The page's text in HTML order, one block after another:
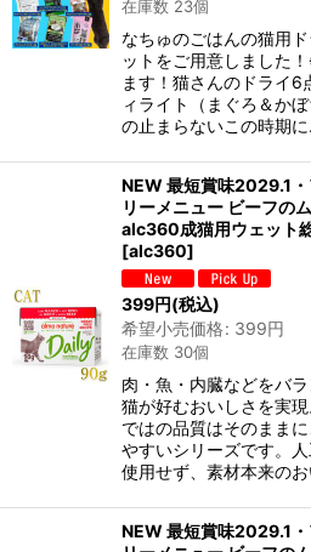
在庫数 23個
なちゅのごはんの猫用
ットをご用意しました
ます！猫さんのドライ6
ィライト（まぐろ＆か
の止まらないこの時期
NEW 最短賞味2029.1・
リーメニュー ビーフの
alc360成猫用ウェット
[alc360]
399円(税込)
希望小売価格: 399円
在庫数 30個
肉・魚・内臓などをバ
猫が好むおいしさを実
ではの品質はそのまま
やすいシリーズです。
使用せず、素材本来の
NEW 最短賞味2029.1・